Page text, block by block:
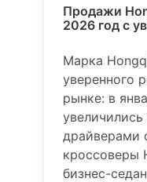
Продажи
2026 год с
Марка
уверенного
рынке: в
драйверами
кроссоверы
бизнес-